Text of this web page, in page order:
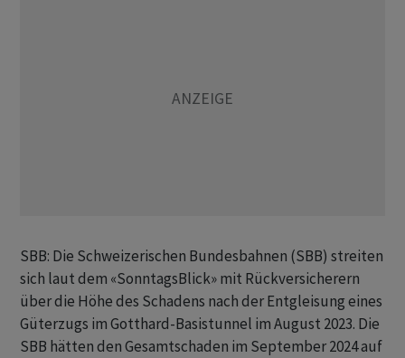
SBB: Die Schweizerischen Bundesbahnen (SBB) streiten
sich laut dem «SonntagsBlick» mit Rückversicherern
über die Höhe des Schadens nach der Entgleisung eines
Güterzugs im Gotthard-Basistunnel im August 2023. Die
SBB hätten den Gesamtschaden im September 2024 auf